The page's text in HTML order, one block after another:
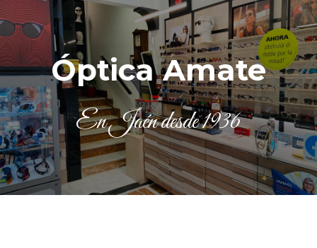
Óptica Amate
En Jaén desde 1936